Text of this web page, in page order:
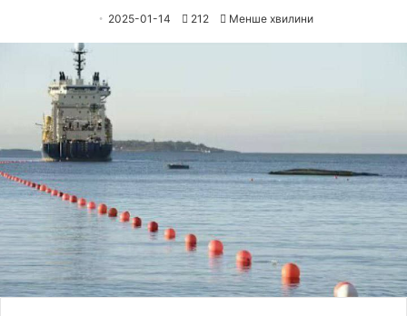
2025-01-14 212 Менше хвилини